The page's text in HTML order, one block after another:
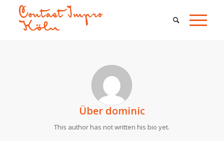
Über dominic
This author has not written his bio yet.